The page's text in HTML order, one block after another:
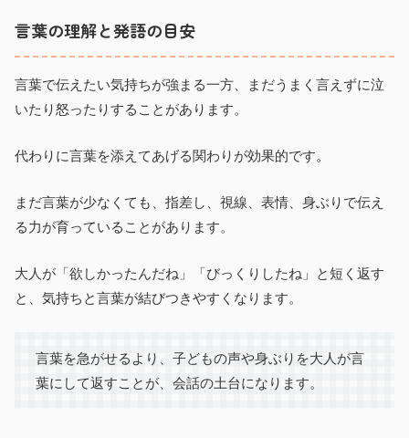
言葉の理解と発語の目安
言葉で伝えたい気持ちが強まる一方、まだうまく言えずに泣
いたり怒ったりすることがあります。
代わりに言葉を添えてあげる関わりが効果的です。
まだ言葉が少なくても、指差し、視線、表情、身ぶりで伝え
る力が育っていることがあります。
大人が「欲しかったんだね」「びっくりしたね」と短く返す
と、気持ちと言葉が結びつきやすくなります。
言葉を急がせるより、子どもの声や身ぶりを大人が言
葉にして返すことが、会話の土台になります。